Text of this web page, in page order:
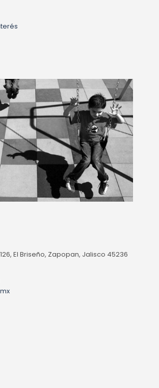
El Briseño, Zapopan, Jalisco 45236